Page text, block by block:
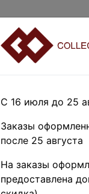
С 16 июля до 25
Заказы
после 25 августа
На заказы
предоставлена